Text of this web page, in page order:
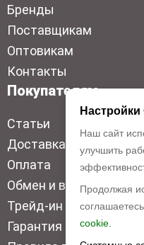
Бренды
Поставщикам
Оптовикам
Контакты
Покупателям
Статьи
Доставка
Оплата
Обмен и возврат
Трейд-ин
Гарантия низкой цены
Настройки
Наш сайт
улучшить
Продолжая
cookie.